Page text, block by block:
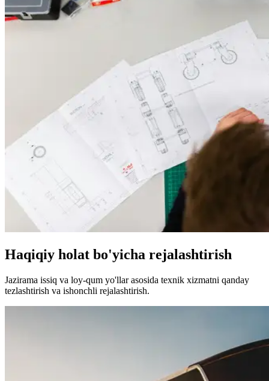
Haqiqiy holat bo'yicha rejalashtirish
Jazirama issiq va loy-qum yo'llar asosida texnik xizmatni qanday
tezlashtirish va ishonchli rejalashtirish.